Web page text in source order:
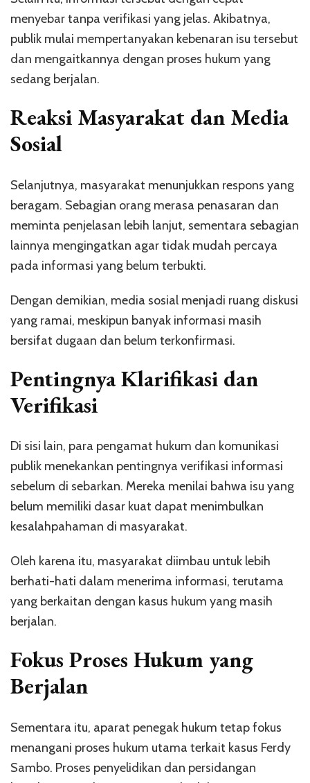
menyebar tanpa verifikasi yang jelas. Akibatnya,
publik mulai mempertanyakan kebenaran isu tersebut
dan mengaitkannya dengan proses hukum yang
sedang berjalan.
Reaksi Masyarakat dan Media
Sosial
Selanjutnya, masyarakat menunjukkan respons yang
beragam. Sebagian orang merasa penasaran dan
meminta penjelasan lebih lanjut, sementara sebagian
lainnya mengingatkan agar tidak mudah percaya
pada informasi yang belum terbukti.
Dengan demikian, media sosial menjadi ruang diskusi
yang ramai, meskipun banyak informasi masih
bersifat dugaan dan belum terkonfirmasi.
Pentingnya Klarifikasi dan
Verifikasi
Di sisi lain, para pengamat hukum dan komunikasi
publik menekankan pentingnya verifikasi informasi
sebelum di sebarkan. Mereka menilai bahwa isu yang
belum memiliki dasar kuat dapat menimbulkan
kesalahpahaman di masyarakat.
Oleh karena itu, masyarakat diimbau untuk lebih
berhati-hati dalam menerima informasi, terutama
yang berkaitan dengan kasus hukum yang masih
berjalan.
Fokus Proses Hukum yang
Berjalan
Sementara itu, aparat penegak hukum tetap fokus
menangani proses hukum utama terkait kasus Ferdy
Sambo. Proses penyelidikan dan persidangan